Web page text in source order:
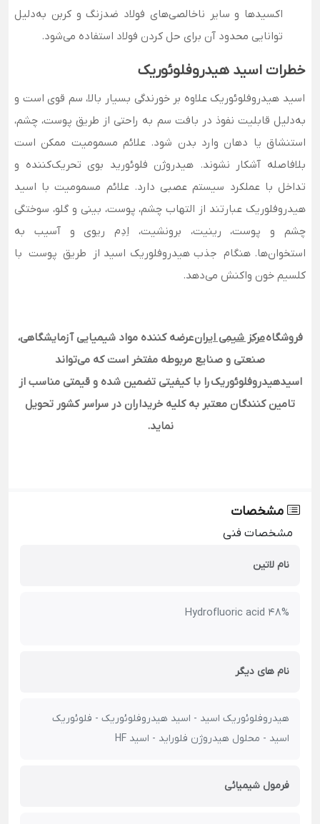
اکسیدها و سایر ناخالصی‌های فولاد ضدزنگ و کربن به‌دلیل
توانایی محدود آن برای حل کردن فولاد استفاده می‌شود.
خطرات اسید هیدروفلوئوریک
اسید هیدروفلوئوریک علاوه بر خورندگی بسیار بالا، سم قوی است و
به‌دلیل قابلیت نفوذ در بافت سم به راحتی از طریق پوست، چشم،
استنشاق یا دهان وارد بدن شود. علائم مسمومیت ممکن است
بلافاصله آشکار نشوند. هیدروژن فلوئورید بوی تحریک‌کننده و
تداخل با عملکرد سیستم عصبی دارد. علائم مسمومیت با اسید
هیدروفلوریک عبارتند از التهاب چشم، پوست، بینی و گلو، سوختگی
چشم و پوست، رینیت، برونشیت، اِدِم ریوی و آسیب به
استخوان‌ها. هنگام جذب هیدروفلوریک اسید از طریق پوست با
کلسیم خون واکنش می‌دهد.
فروشگاهمرکز شیمی ایرانعرضه کننده مواد شیمیایی آزمایشگاهی،
صنعتی و صنایع مربوطه مفتخر است که می‌تواند
اسیدهیدروفلوئوریک را با کیفیتی تضمین شده و قیمتی مناسب از
تامین کنندگان معتبر به کلیه خریداران در سراسر کشور تحویل
نماید.
مشخصات
مشخصات فنی
نام لاتین
Hydrofluoric acid 48%
نام های دیگر
هیدروفلوئوریک اسید - اسید هیدروفلوئوریک - فلوئوریک
اسید - محلول هیدروژن فلوراید - اسید HF
فرمول شیمیائی